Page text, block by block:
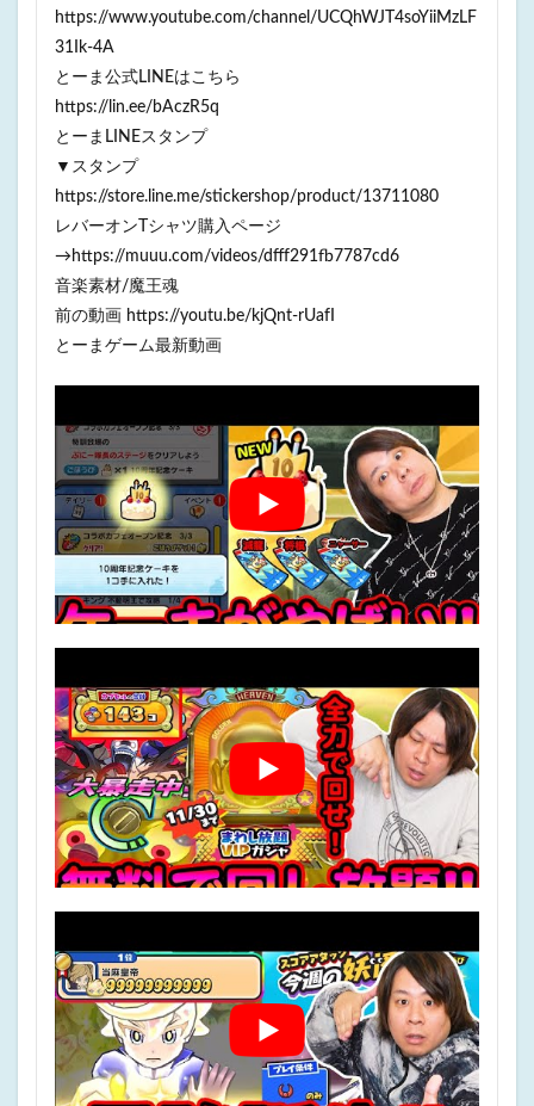
https://www.youtube.com/channel/UCQhWJT4soYiiMzLF
31Ik-4A
とーま公式LINEはこちら
https://lin.ee/bAczR5q
とーまLINEスタンプ
▼スタンプ
https://store.line.me/stickershop/product/13711080
レバーオンTシャツ購入ページ
→https://muuu.com/videos/dfff291fb7787cd6
音楽素材/魔王魂
前の動画 https://youtu.be/kjQnt-rUafI
とーまゲーム最新動画